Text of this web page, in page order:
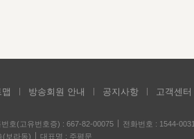
방송회원 안내 공지사항
고객센터
호(고유번호증) : 667-82-00075
전화번호 : 1544-0031
(보라동)
대표명 : 주평문